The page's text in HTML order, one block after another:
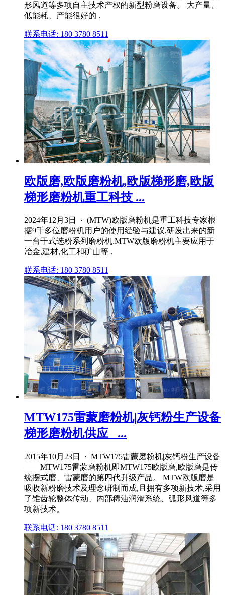
形风道等多项自主技术产权的新型粉磨设备。 大产量、
低能耗、产能很好的 .
联系电话: 180 3780 8511
欧版磨,欧版磨粉机,欧版梯形磨,欧版
梯形磨粉机重工科技 ...
2024年12月3日 · (MTW)欧版磨粉机是重工科技专家根
据9千多位磨粉机用户的使用经验与建议,研发出来的新
一台干式选粉系列磨粉机.MTW欧版磨粉机主要应用于
冶金,建材,化工和矿山等 .
联系电话: 180 3780 8511
MTW175雷蒙磨粉机|灰钙粉生产设备
梯形磨粉机供应_ ...
2015年10月23日 · MTW175雷蒙磨粉机|灰钙粉生产设备
——MTW175雷蒙磨粉机即MTW175欧版磨,欧版磨是传
统摆式磨、雷蒙磨的第四代升级产品。 MTW欧版磨是
吸收新粉磨技术及理念研制而成,且拥有多项新技术,采用
了锥齿轮整体传动、内部稀油润滑系统、弧形风道等多
项新技术。
联系电话: 180 3780 8511